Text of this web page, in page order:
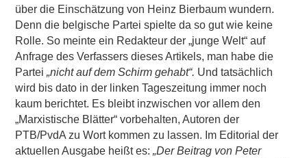
über die Einschätzung von Heinz Bierbaum wundern.
Denn die belgische Partei spielte da so gut wie keine
Rolle. So meinte ein Redakteur der „junge Welt“ auf
Anfrage des Verfassers dieses Artikels, man habe die
Partei„nicht auf dem Schirm gehabt“. Und tatsächlich
wird bis dato in der linken Tageszeitung immer noch
kaum berichtet. Es bleibt inzwischen vor allem den
„Marxistische Blätter“ vorbehalten, Autoren der
PTB/PvdA zu Wort kommen zu lassen. Im Editorial der
aktuellen Ausgabe heißt es:„Der Beitrag von Peter